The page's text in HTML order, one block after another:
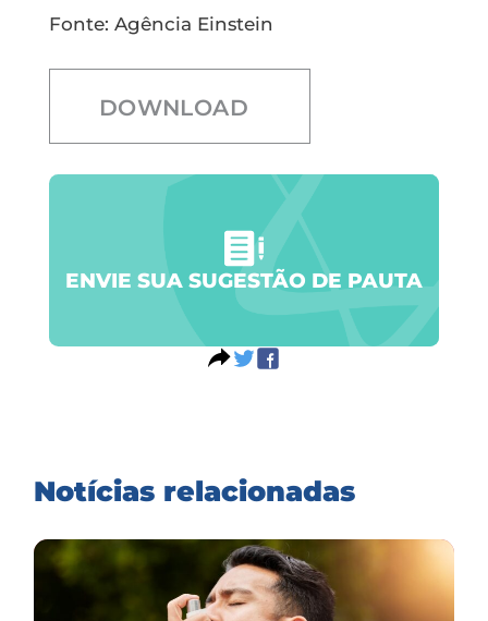
Fonte: Agência Einstein
DOWNLOAD
ENVIE SUA SUGESTÃO DE PAUTA
Notícias relacionadas